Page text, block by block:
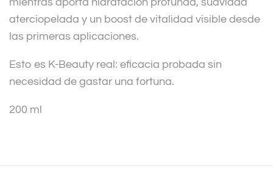
mientras aporta hidratación profunda, suavidad
aterciopelada y un boost de vitalidad visible desde
las primeras aplicaciones.
Esto es K-Beauty real: eficacia probada sin
necesidad de gastar una fortuna.
200 ml